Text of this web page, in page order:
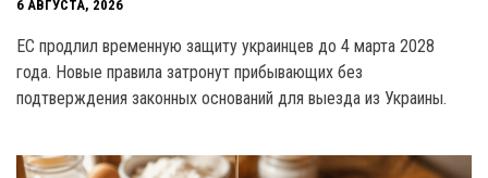
6 АВГУСТА, 2026
ЕС продлил временную защиту украинцев до 4 марта 2028
года. Новые правила затронут прибывающих без
подтверждения законных оснований для выезда из Украины.